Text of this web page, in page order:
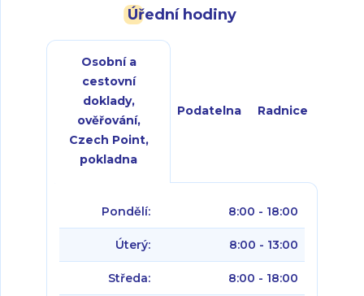
Úřední hodiny
Osobní a
cestovní
doklady,
ověřování,
Czech Point,
pokladna
Podatelna Radnice
Pondělí: 8:00 - 18:00
Úterý: 8:00 - 13:00
Středa: 8:00 - 18:00